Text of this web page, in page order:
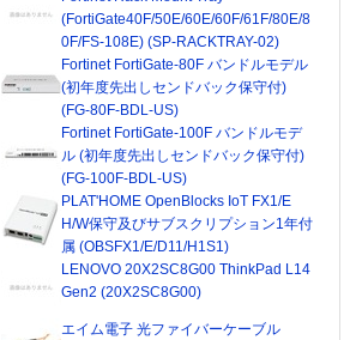
(FortiGate40F/50E/60E/60F/61F/80E/8
0F/FS-108E) (SP-RACKTRAY-02)
Fortinet FortiGate-80F バンドルモデル
(初年度先出しセンドバック保守付)
(FG-80F-BDL-US)
Fortinet FortiGate-100F バンドルモデ
ル (初年度先出しセンドバック保守付)
(FG-100F-BDL-US)
PLAT'HOME OpenBlocks IoT FX1/E
H/W保守及びサブスクリプション1年付
属 (OBSFX1/E/D11/H1S1)
LENOVO 20X2SC8G00 ThinkPad L14
Gen2 (20X2SC8G00)
エイム電子 光ファイバーケーブル